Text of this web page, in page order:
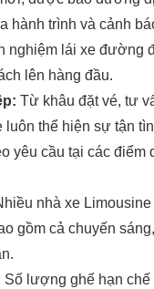
hành trình và cảnh
nghiệm lái xe đường
lên hàng đầu.
Từ khâu đặt vé, tư
thể hiện sự tận
yêu cầu tại các điểm
nhà xe
gồm cả chuyến
Số lượng ghế hạn